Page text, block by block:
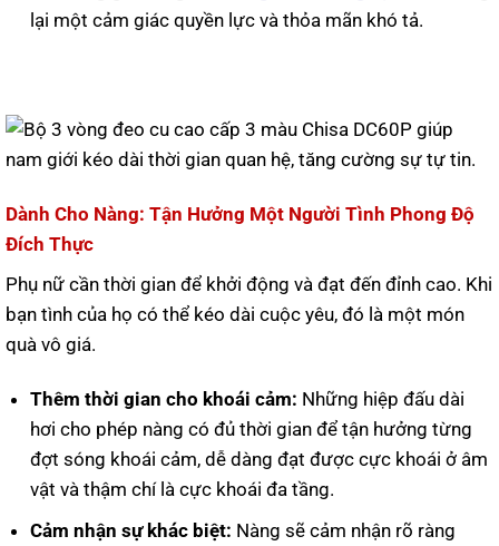
lại một cảm giác quyền lực và thỏa mãn khó tả.
Dành Cho Nàng: Tận Hưởng Một Người Tình Phong Độ
Đích Thực
Phụ nữ cần thời gian để khởi động và đạt đến đỉnh cao. Khi
bạn tình của họ có thể kéo dài cuộc yêu, đó là một món
quà vô giá.
Thêm thời gian cho khoái cảm: Những hiệp đấu dài
hơi cho phép nàng có đủ thời gian để tận hưởng từng
đợt sóng khoái cảm, dễ dàng đạt được cực khoái ở âm
vật và thậm chí là cực khoái đa tầng.
Cảm nhận sự khác biệt: Nàng sẽ cảm nhận rõ ràng